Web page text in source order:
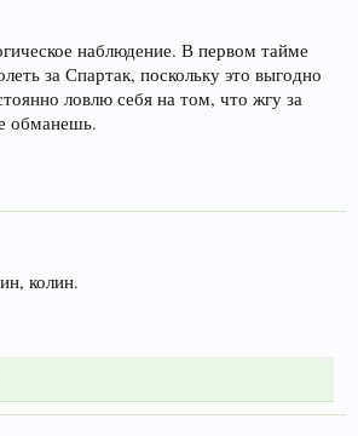
наблюдение. В первом тайме
за Спартак, поскольку это выгодно
ловлю себя на том, что жгу за
обманешь.
колин.